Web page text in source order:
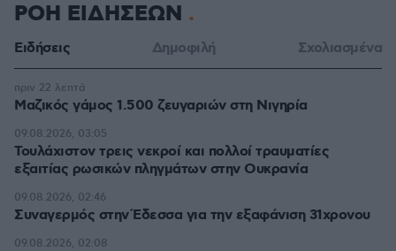
ΡΟΗ ΕΙΔΗΣΕΩΝ
Ειδήσεις Δημοφιλή Σχολιασμένα
Μαζικός γάμος 1.500 ζευγαριών στη Νιγηρία
πριν 22 λεπτά
Τουλάχιστον τρεις νεκροί και πολλοί τραυματίες
εξαιτίας ρωσικών πληγμάτων στην Ουκρανία
09.08.2026, 03:05
Συναγερμός στην Έδεσσα για την εξαφάνιση 31χρονου
09.08.2026, 02:46
09.08.2026, 02:08